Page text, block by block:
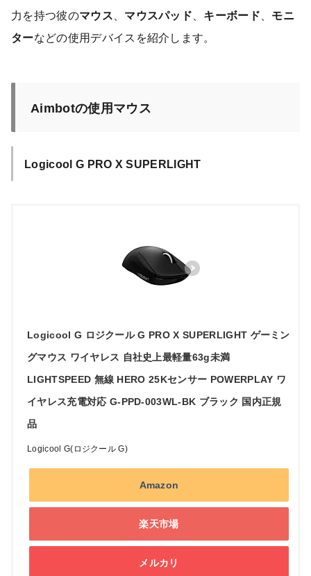
力を持つ彼のマウス マウスパッド キーボード
モニ
ターなどの使用デバイスを紹介します。
Aimbotの使用マウス
Logicool G PRO X SUPERLIGHT
Logicool G ロジクール G PRO X SUPERLIGHT ゲーミン
グマウス ワイヤレス 自社史上最軽量63g未満
LIGHTSPEED 無線 HERO 25Kセンサー POWERPLAY ワ
イヤレス充電対応 G-PPD-003WL-BK ブラック 国内正規
品
Logicool G(ロジクール G)
Amazon
楽天市場
メルカリ